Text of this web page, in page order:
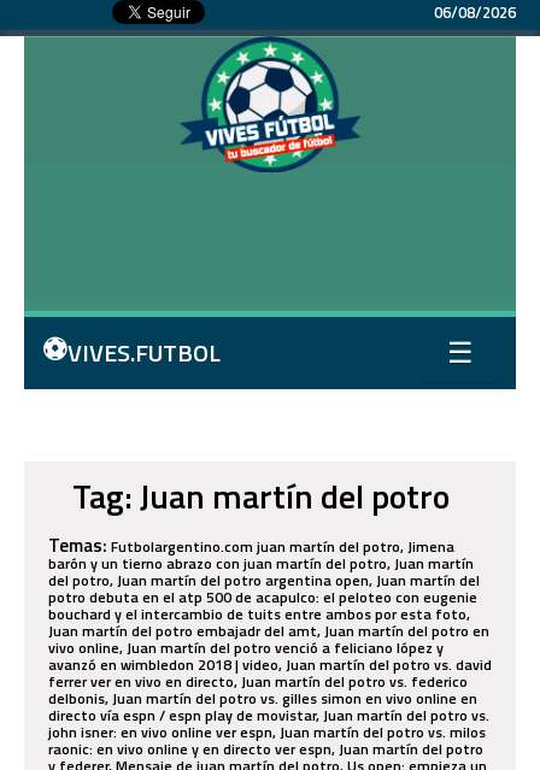
06/08/2026
⚽VIVES.FUTBOL ☰
Tag: Juan martín del potro
Temas: Futbolargentino.com juan martín del potro, Jimena
barón y un tierno abrazo con juan martín del potro, Juan martín
del potro, Juan martín del potro argentina open, Juan martín del
potro debuta en el atp 500 de acapulco: el peloteo con eugenie
bouchard y el intercambio de tuits entre ambos por esta foto,
Juan martín del potro embajadr del amt, Juan martín del potro en
vivo online, Juan martín del potro venció a feliciano lópez y
avanzó en wimbledon 2018 | video, Juan martín del potro vs. david
ferrer ver en vivo en directo, Juan martín del potro vs. federico
delbonis, Juan martín del potro vs. gilles simon en vivo online en
directo vía espn / espn play de movistar, Juan martín del potro vs.
john isner: en vivo online ver espn, Juan martín del potro vs. milos
raonic: en vivo online y en directo ver espn, Juan martín del potro
y federer, Mensaje de juan martín del potro, Us open: empieza un